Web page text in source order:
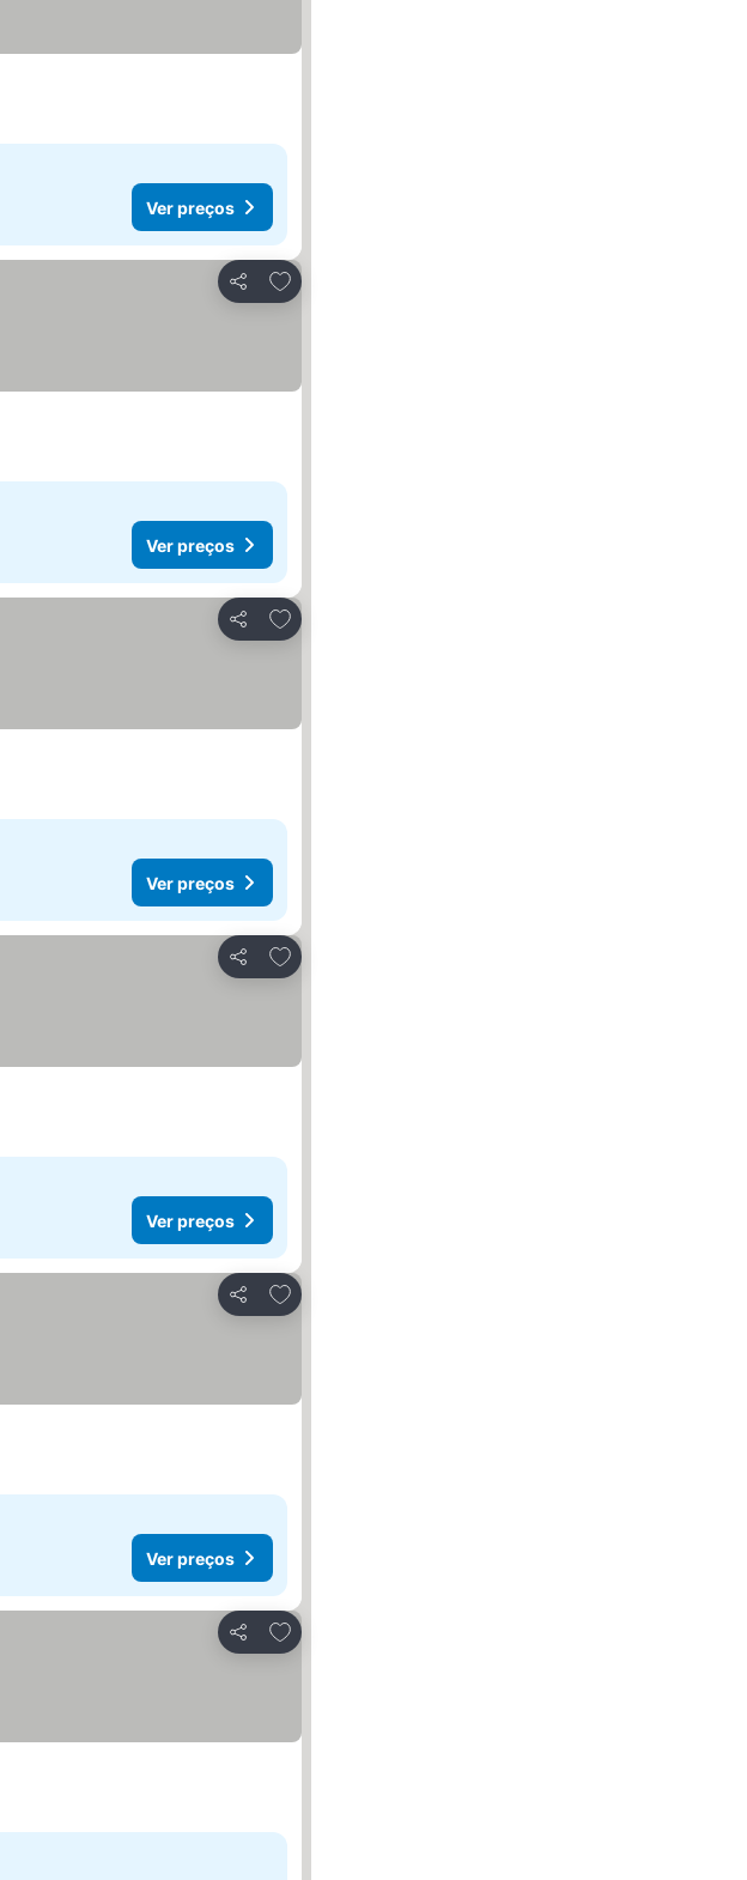
Ver preços
Partilhar
Adicionar aos favoritos
Ver preços
Partilhar
Adicionar aos favoritos
Ver preços
Partilhar
Adicionar aos favoritos
Ver preços
Partilhar
Adicionar aos favoritos
Ver preços
Partilhar
Adicionar aos favoritos